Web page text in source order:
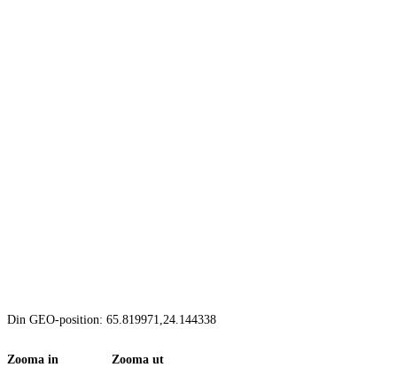
Din GEO-position: 65.819971,24.144338
Zooma in Zooma ut